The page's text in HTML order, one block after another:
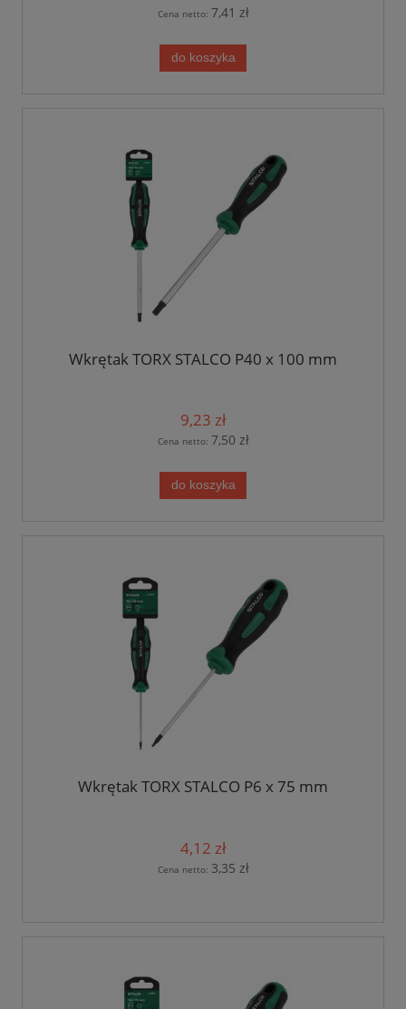
Cena netto: 7,41 zł
do koszyka
Wkrętak TORX STALCO P40 x 100 mm
9,23 zł
Cena netto: 7,50 zł
do koszyka
Wkrętak TORX STALCO P6 x 75 mm
4,12 zł
Cena netto: 3,35 zł